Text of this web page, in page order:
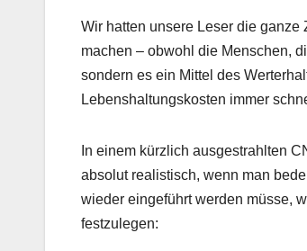
Wir hatten unsere Leser die ganze
machen – obwohl die Menschen,
sondern es ein Mittel des
Lebenshaltungskosten immer
In einem kürzlich ausgestrahlten
absolut realistisch, wenn man
wieder eingeführt werden müsse,
festzulegen: